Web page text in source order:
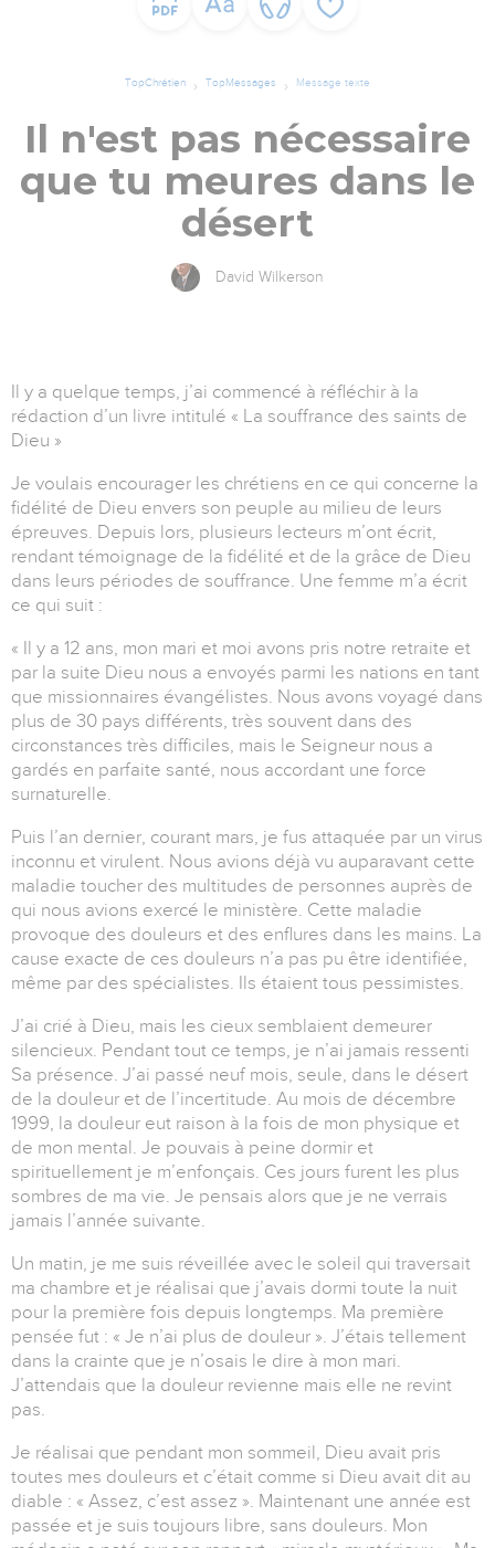
TopChrétien TopMessages Message texte
Il n'est pas nécessaire
que tu meures dans le
désert
David Wilkerson
Il y a quelque temps, j’ai commencé à réfléchir à la
rédaction d’un livre intitulé « La souffrance des saints de
Dieu »
Je voulais encourager les chrétiens en ce qui concerne la
fidélité de Dieu envers son peuple au milieu de leurs
épreuves. Depuis lors, plusieurs lecteurs m’ont écrit,
rendant témoignage de la fidélité et de la grâce de Dieu
dans leurs périodes de souffrance. Une femme m’a écrit
ce qui suit :
« Il y a 12 ans, mon mari et moi avons pris notre retraite et
par la suite Dieu nous a envoyés parmi les nations en tant
que missionnaires évangélistes. Nous avons voyagé dans
plus de 30 pays différents, très souvent dans des
circonstances très difficiles, mais le Seigneur nous a
gardés en parfaite santé, nous accordant une force
surnaturelle.
Puis l’an dernier, courant mars, je fus attaquée par un virus
inconnu et virulent. Nous avions déjà vu auparavant cette
maladie toucher des multitudes de personnes auprès de
qui nous avions exercé le ministère. Cette maladie
provoque des douleurs et des enflures dans les mains. La
cause exacte de ces douleurs n’a pas pu être identifiée,
même par des spécialistes. Ils étaient tous pessimistes.
J’ai crié à Dieu, mais les cieux semblaient demeurer
silencieux. Pendant tout ce temps, je n’ai jamais ressenti
Sa présence. J’ai passé neuf mois, seule, dans le désert
de la douleur et de l’incertitude. Au mois de décembre
1999, la douleur eut raison à la fois de mon physique et
de mon mental. Je pouvais à peine dormir et
spirituellement je m’enfonçais. Ces jours furent les plus
sombres de ma vie. Je pensais alors que je ne verrais
jamais l’année suivante.
Un matin, je me suis réveillée avec le soleil qui traversait
ma chambre et je réalisai que j’avais dormi toute la nuit
pour la première fois depuis longtemps. Ma première
pensée fut : « Je n’ai plus de douleur ». J’étais tellement
dans la crainte que je n’osais le dire à mon mari.
J’attendais que la douleur revienne mais elle ne revint
pas.
Je réalisai que pendant mon sommeil, Dieu avait pris
toutes mes douleurs et c’était comme si Dieu avait dit au
diable : « Assez, c’est assez ». Maintenant une année est
passée et je suis toujours libre, sans douleurs. Mon